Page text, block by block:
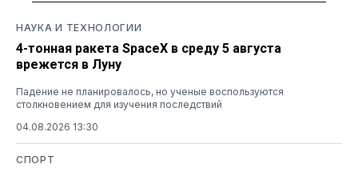
НАУКА И ТЕХНОЛОГИИ
4-тонная ракета SpaceX в среду 5 августа
врежется в Луну
Падение не планировалось, но ученые воспользуются
столкновением для изучения последствий
04.08.2026 13:30
СПОРТ